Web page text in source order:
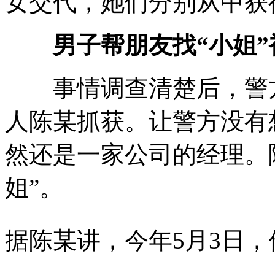
男子帮朋友找“小姐
事情调查清楚后，警
人陈某抓获。让警方没
然还是一家公司的经理
姐”。
据陈某讲，今年5月3日